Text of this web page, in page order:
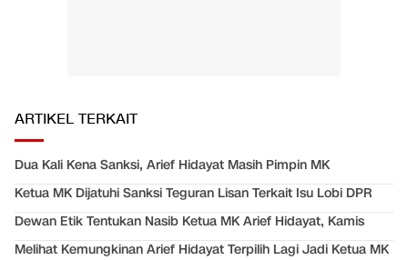
ARTIKEL TERKAIT
Dua Kali Kena Sanksi, Arief Hidayat Masih Pimpin MK
Ketua MK Dijatuhi Sanksi Teguran Lisan Terkait Isu Lobi DPR
Dewan Etik Tentukan Nasib Ketua MK Arief Hidayat, Kamis
Melihat Kemungkinan Arief Hidayat Terpilih Lagi Jadi Ketua MK